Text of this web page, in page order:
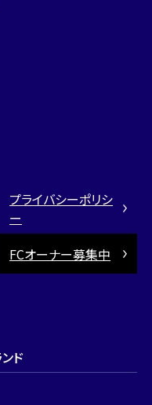
プライバシーポリシ
ー
FCオーナー募集中
ド